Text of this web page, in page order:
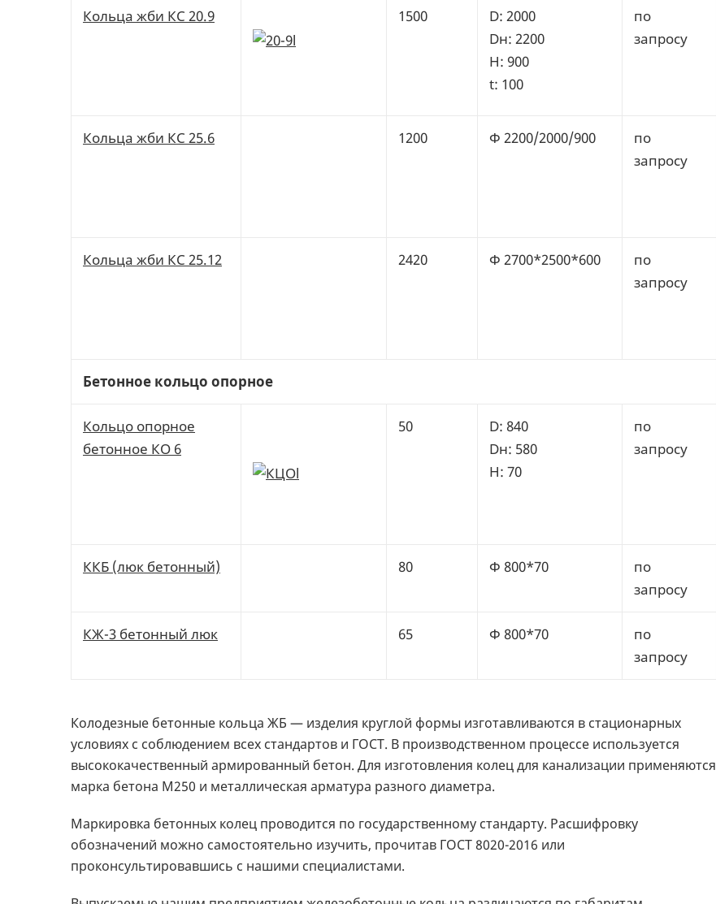
Кольца жби КС 20.9 1500
D: 2000
Dн: 2200
H: 900
t: 100
по
запросу
Кольца жби КС 25.6 1200 Ф 2200/2000/900
по
запросу
Кольца жби КС 25.12 2420 Ф 2700*2500*600
по
запросу
Бетонное кольцо опорное
Кольцо опорное
бетонное КО 6
50
D: 840
Dн: 580
H: 70
по
запросу
ККБ (люк бетонный) 80 Ф 800*70
по
запросу
КЖ-3 бетонный люк 65 Ф 800*70
по
запросу
Колодезные бетонные кольца ЖБ — изделия круглой формы изготавливаются в стационарных
условиях с соблюдением всех стандартов и ГОСТ. В производственном процессе используется
высококачественный армированный бетон. Для изготовления колец для канализации применяются
марка бетона М250 и металлическая арматура разного диаметра.
Маркировка бетонных колец проводится по государственному стандарту. Расшифровку
обозначений можно самостоятельно изучить, прочитав ГОСТ 8020-2016 или
проконсультировавшись с нашими специалистами.